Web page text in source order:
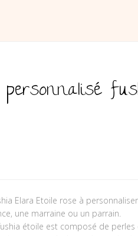
Elara Etoile rose à
une marraine ou un parrain.
étoile est composé de